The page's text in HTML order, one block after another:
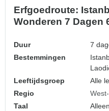
Erfgoedroute:
Wonderen 7 Dagen
Duur
7
Bestemmingen
Leeftijdsgroep
Alle
Regio
Taal